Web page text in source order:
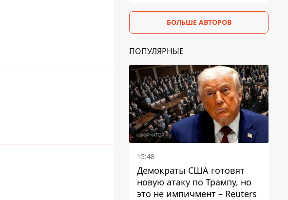
БОЛЬШЕ АВТОРОВ
ПОПУЛЯРНЫЕ
15:48
Демократы США готовят
новую атаку по Трампу, но
это не импичмент – Reuters